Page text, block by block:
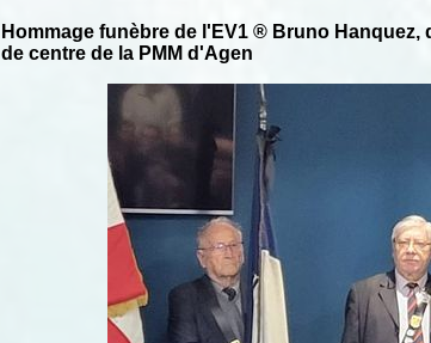
Hommage funèbre de l'EV1 ® Bruno
de centre de la PMM d'Agen